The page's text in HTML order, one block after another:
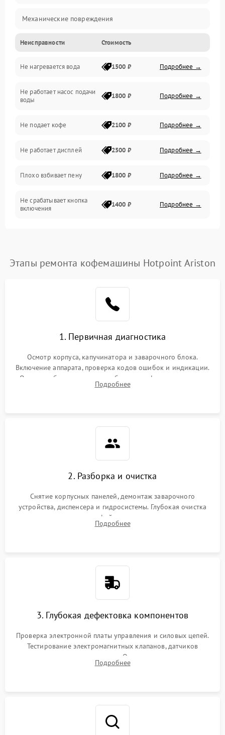
Механические повреждения
Прочие неисправности
Включение и работа
Проблемы с водой
Проблемы с капучинатором и паром
Управление и электроника
Программное обеспечение
Неисправности Стоимость
Не нагревается вода 1500 ₽ Подробнее →
Не работает насос подачи
воды
1800 ₽ Подробнее →
Не подает кофе 2100 ₽ Подробнее →
Не работает дисплей 2500 ₽ Подробнее →
Плохо взбивает пену 1800 ₽ Подробнее →
Не срабатывает кнопка
включения
1400 ₽ Подробнее →
Постоянные сбои в работе Подробнее →
Этапы ремонта кофемашины Hotpoint Ariston
1. Первичная диагностика
Осмотр корпуса, капучинатора и заварочного блока.
Включение аппарата, проверка кодов ошибок и индикации.
Оценка работы помпы, термоблока и кофемолки на слух.
Измерение температуры и давления воды для выявления
Подробнее
2. Разборка и очистка
Снятие корпусных панелей, демонтаж заварочного
устройства, диспенсера и гидросистемы. Глубокая очистка
внутренних узлов от кофейных масел, жмыха и накипи.
Промывка дренажных каналов и фильтров с использованием
Подробнее
3. Глубокая дефектовка компонентов
Проверка электронной платы управления и силовых цепей.
Тестирование электромагнитных клапанов, датчиков
температуры и расходомера. Оценка степени износа
жерновов кофемолки, уплотнительных колец гидросистемы
Подробнее